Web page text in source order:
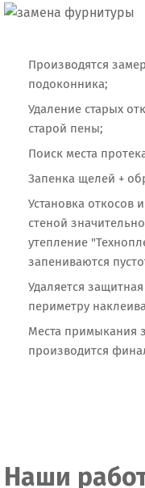
Производятся
подоконника;
Удаление старых
старой пены;
Поиск места
Запенка щелей +
Установка откосов
стеной
утепление
запениваются
Удаляется
периметру
Места примыкания
производится
Наши